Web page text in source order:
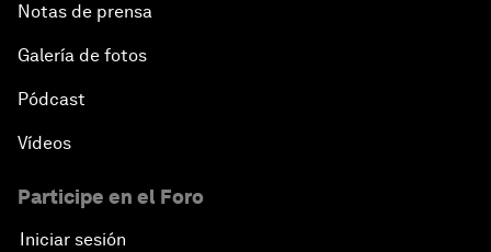
Responding to the Refugee Crisis
Addressing Violent Extremism: A Shared
Closing
Notas de prensa
Galería de fotos
Pódcast
Vídeos
Participe en el Foro
Iniciar sesión